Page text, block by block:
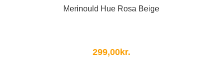
Merinould Hue Rosa Beige
299,00kr.